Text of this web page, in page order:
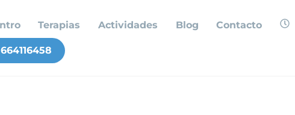
Terapias Actividades Blog Contacto
664116458